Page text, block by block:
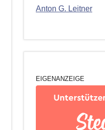
Anton G. Leitner
EIGENANZEIGE